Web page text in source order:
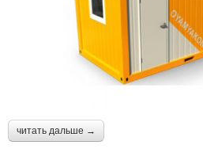
читать дальше →